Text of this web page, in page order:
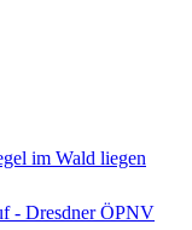
im Wald liegen
- Dresdner ÖPNV